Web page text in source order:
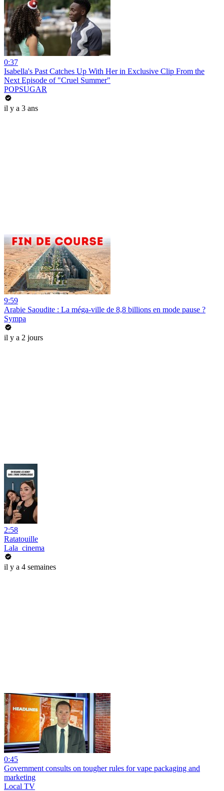
0:37
Isabella's Past Catches Up With Her in Exclusive Clip From the
Next Episode of "Cruel Summer"
POPSUGAR
il y a 3 ans
9:59
Arabie Saoudite : La méga-ville de 8,8 billions en mode pause ?
Sympa
il y a 2 jours
2:58
Ratatouille
Lala_cinema
il y a 4 semaines
0:45
Government consults on tougher rules for vape packaging and
marketing
Local TV